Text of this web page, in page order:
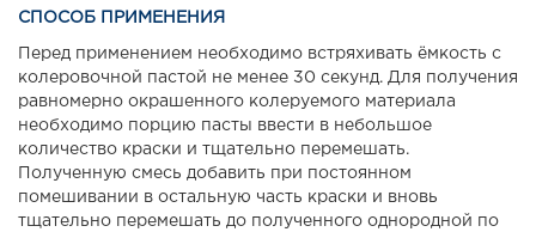
СПОСОБ ПРИМЕНЕНИЯ
Перед применением необходимо встряхивать ёмкость с
колеровочной пастой не менее 30 секунд. Для получения
равномерно окрашенного колеруемого материала
необходимо порцию пасты ввести в небольшое
количество краски и тщательно перемешать.
Полученную смесь добавить при постоянном
помешивании в остальную часть краски и вновь
тщательно перемешать до полученного однородной по